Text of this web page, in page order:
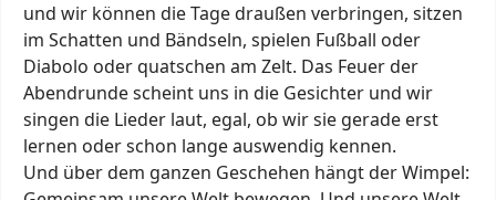
und wir können die Tage draußen verbringen, sitzen
im Schatten und Bändseln, spielen Fußball oder
Diabolo oder quatschen am Zelt. Das Feuer der
Abendrunde scheint uns in die Gesichter und wir
singen die Lieder laut, egal, ob wir sie gerade erst
lernen oder schon lange auswendig kennen.
Und über dem ganzen Geschehen hängt der Wimpel: